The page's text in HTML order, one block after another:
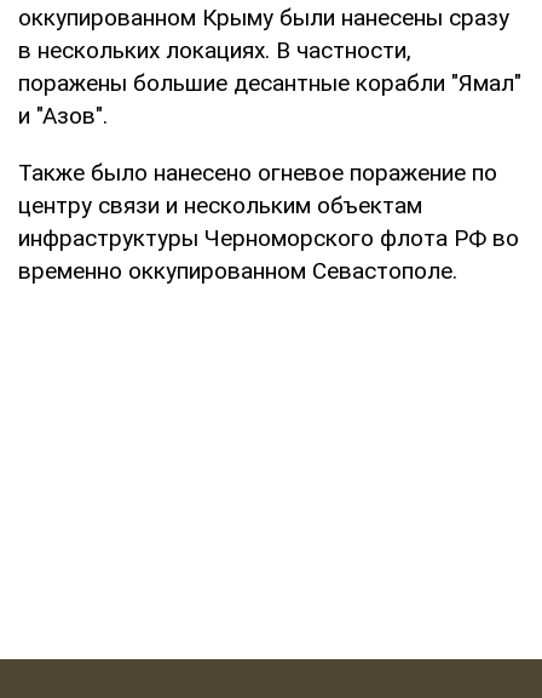
оккупированном Крыму были нанесены сразу
в нескольких локациях. В частности,
поражены большие десантные корабли "Ямал"
и "Азов".
Также было нанесено огневое поражение по
центру связи и нескольким объектам
инфраструктуры Черноморского флота РФ во
временно оккупированном Севастополе.